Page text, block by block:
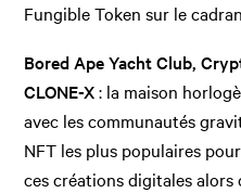
Fungible Token sur le
Bored Ape Yacht Club,
CLONE-X: la maison
avec les communautés
NFT les plus populaires
ces créations digitales